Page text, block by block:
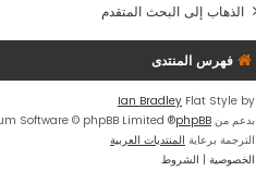
الذهاب إلى البحث المتقدم
فهرس المنتدى
Flat Style by
Ian Bradley
بدعم من phpBB
® Forum Software © phpBB Limited
الترجمة برعاية المنتديات العربية
الخصوصية | الشروط